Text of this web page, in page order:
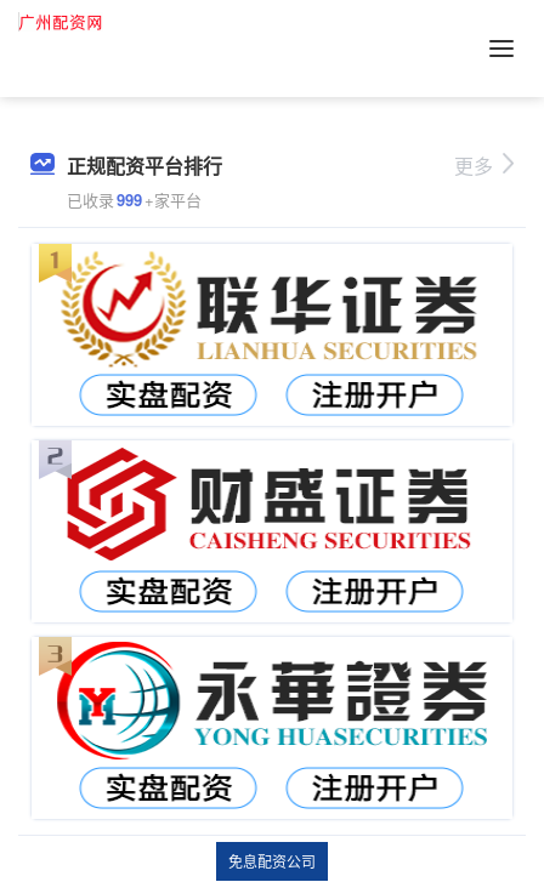
正规配资平台排行
已收录999+家平台
更多
免息配资公司